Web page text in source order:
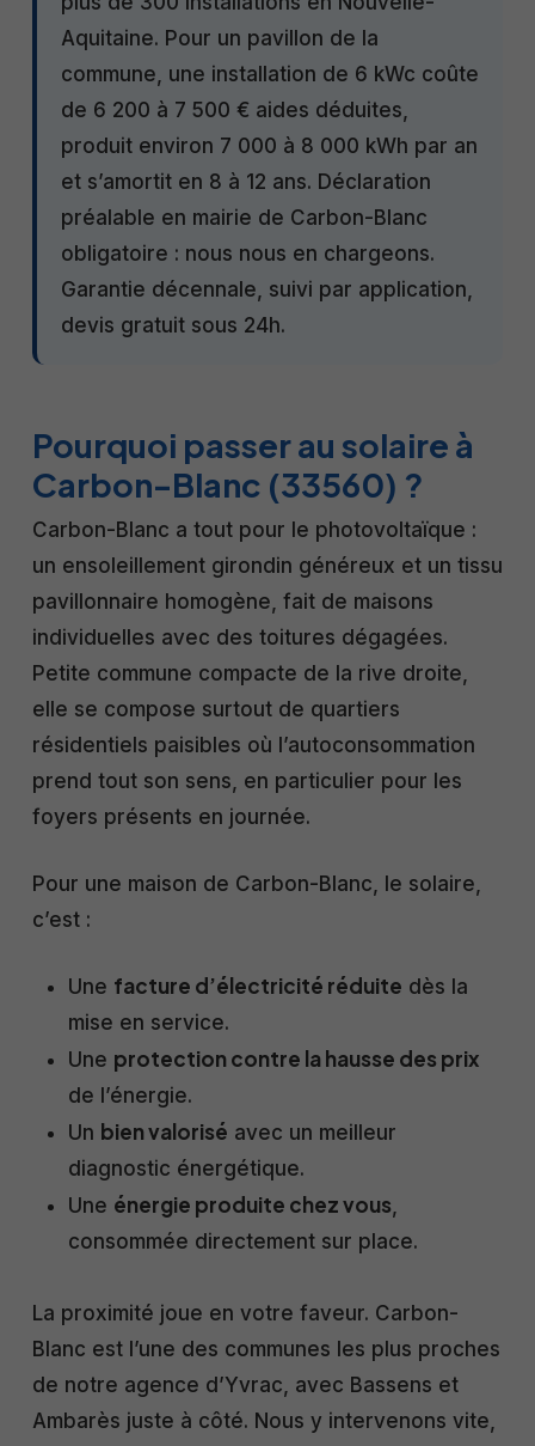
Aquitaine. Pour un pavillon de la
commune, une installation de 6 kWc coûte
de 6 200 à 7 500 € aides déduites,
produit environ 7 000 à 8 000 kWh par an
et s’amortit en 8 à 12 ans. Déclaration
préalable en mairie de Carbon-Blanc
obligatoire : nous nous en chargeons.
Garantie décennale, suivi par application,
devis gratuit sous 24h.
Pourquoi passer au solaire à
Carbon-Blanc (33560) ?
Carbon-Blanc a tout pour le photovoltaïque :
un ensoleillement girondin généreux et un tissu
pavillonnaire homogène, fait de maisons
individuelles avec des toitures dégagées.
Petite commune compacte de la rive droite,
elle se compose surtout de quartiers
résidentiels paisibles où l’autoconsommation
prend tout son sens, en particulier pour les
foyers présents en journée.
Pour une maison de Carbon-Blanc, le solaire,
c’est :
Une facture d’électricité réduite dès la
mise en service.
Une protection contre la hausse des prix
de l’énergie.
Un bien valorisé avec un meilleur
diagnostic énergétique.
Une énergie produite chez vous,
consommée directement sur place.
La proximité joue en votre faveur. Carbon-
Blanc est l’une des communes les plus proches
de notre agence d’Yvrac, avec Bassens et
Ambarès juste à côté. Nous y intervenons vite,